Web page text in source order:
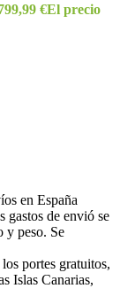
€El precio
en España
gastos de envió se
y peso. Se
portes gratuitos,
Islas Canarias,